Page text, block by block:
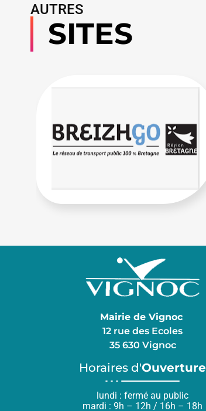
AUTRES
SITES
Mairie de Vignoc
12 rue des Ecoles
35 630 Vignoc
Horaires d'Ouverture
lundi : fermé au public
mardi : 9h – 12h / 16h – 18h